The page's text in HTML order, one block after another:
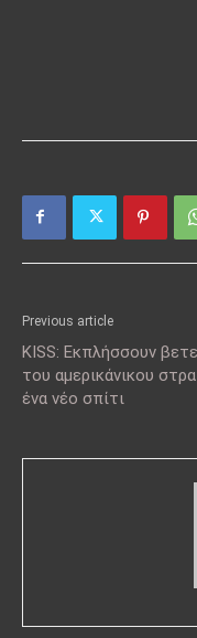
Previous article
KISS: Εκπλήσσουν
του αμερικάνικου
ένα νέο σπίτι